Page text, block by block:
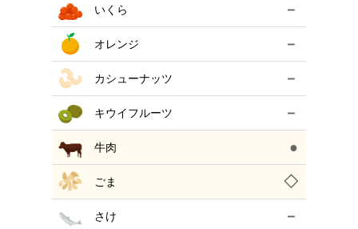
いくら －
オレンジ －
カシューナッツ －
キウイフルーツ －
牛肉 ●
ごま ◇
さけ －